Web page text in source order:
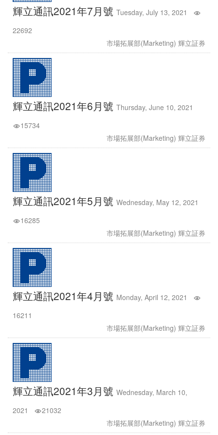
輝立通訊2021年7月號 Tuesday, July 13, 2021
22692
市場拓展部(Marketing) 輝立証券
輝立通訊2021年6月號 Thursday, June 10, 2021
15734
市場拓展部(Marketing) 輝立証券
輝立通訊2021年5月號 Wednesday, May 12, 2021
16285
市場拓展部(Marketing) 輝立証券
輝立通訊2021年4月號 Monday, April 12, 2021
16211
市場拓展部(Marketing) 輝立証券
輝立通訊2021年3月號 Wednesday, March 10,
2021
21032
市場拓展部(Marketing) 輝立証券